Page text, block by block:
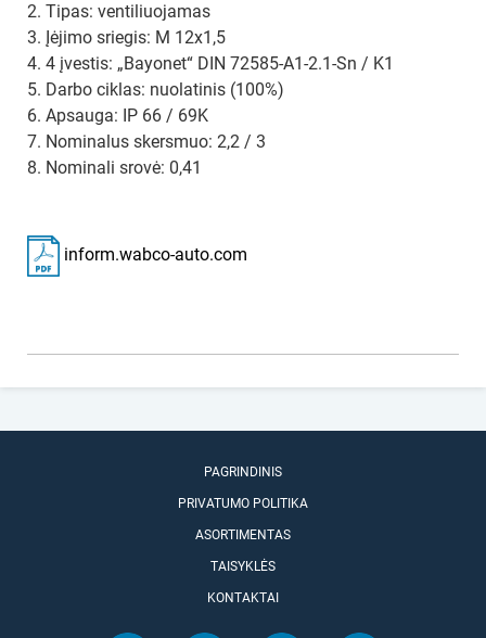
2. Tipas: ventiliuojamas
3. Įėjimo sriegis: M 12x1,5
4. 4 įvestis: „Bayonet“ DIN 72585-A1-2.1-Sn / K1
5. Darbo ciklas: nuolatinis (100%)
6. Apsauga: IP 66 / 69K
7. Nominalus skersmuo: 2,2 / 3
8. Nominali srovė: 0,41
inform.wabco-auto.com
PAGRINDINIS
PRIVATUMO POLITIKA
ASORTIMENTAS
TAISYKLĖS
KONTAKTAI